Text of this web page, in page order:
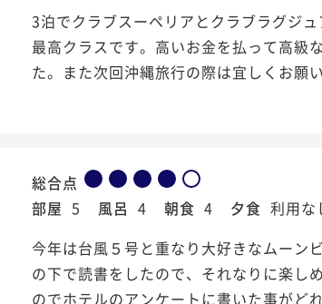
3泊でクラブスーペリアとクラブラグジ
最高クラスです。高いお金を払って高級
た。また次回沖縄旅行の際は宜しくお願い
総合点
部屋 5 風呂 4 朝食 4 夕食 利用な
今年は台風５号と重なり大好きなムーン
の下で読書をしたので、それなりに楽し
のでホテルのアンケートに書いた事がど